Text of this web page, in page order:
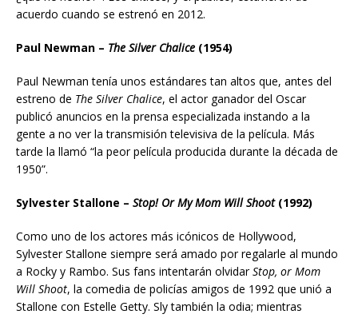
acuerdo cuando se estrenó en 2012.
Paul Newman – The Silver Chalice (1954)
Paul Newman tenía unos estándares tan altos que, antes del
estreno de The Silver Chalice, el actor ganador del Oscar
publicó anuncios en la prensa especializada instando a la
gente a no ver la transmisión televisiva de la película. Más
tarde la llamó “la peor película producida durante la década de
1950”.
Sylvester Stallone – Stop! Or My Mom Will Shoot(1992)
Como uno de los actores más icónicos de Hollywood,
Sylvester Stallone siempre será amado por regalarle al mundo
a Rocky y Rambo. Sus fans intentarán olvidarStop, or Mom
Will Shoot, la comedia de policías amigos de 1992 que unió a
Stallone con Estelle Getty. Sly también la odia; mientras